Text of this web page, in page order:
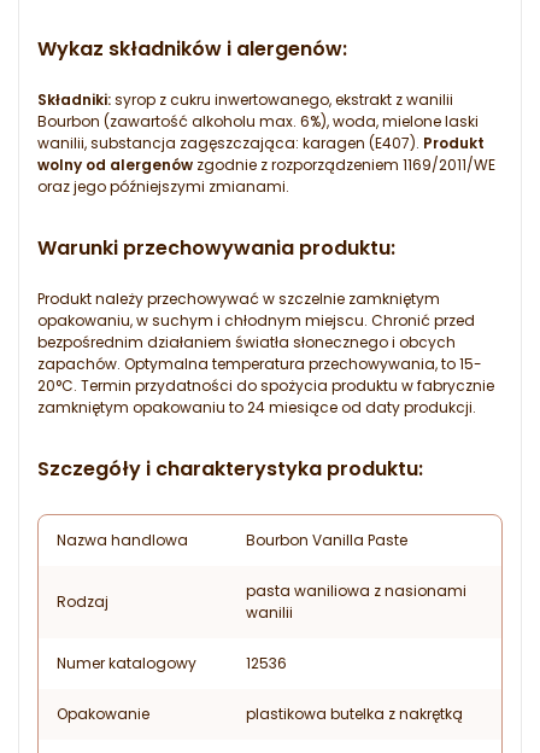
Wykaz składników i alergenów:
Składniki:syrop z cukru inwertowanego, ekstrakt z wanilii
Bourbon (zawartość alkoholu max. 6%), woda, mielone laski
wanilii, substancja zagęszczająca: karagen (E407). Produkt
wolny od alergenów zgodnie z rozporządzeniem 1169/2011/WE
oraz jego późniejszymi zmianami.
Warunki przechowywania produktu:
Produkt należy przechowywać w szczelnie zamkniętym
opakowaniu, w suchym i chłodnym miejscu. Chronić przed
bezpośrednim działaniem światła słonecznego i obcych
zapachów. Optymalna temperatura przechowywania, to 15-
20°C. Termin przydatności do spożycia produktu w fabrycznie
zamkniętym opakowaniu to 24 miesiące od daty produkcji.
Szczegóły i charakterystyka produktu:
Nazwa handlowa Bourbon Vanilla Paste
Rodzaj
pasta waniliowa z nasionami
wanilii
Numer katalogowy 12536
Opakowanie plastikowa butelka z nakrętką